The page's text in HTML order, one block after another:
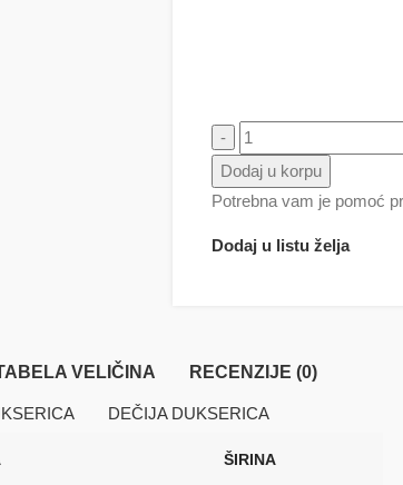
Majica za putovanja
Dodaj u korpu
Potrebna vam je pomoć
Dodaj u listu želja
VELIČINA RECENZIJE (0)
DEČIJA DUKSERICA
ŠIRINA